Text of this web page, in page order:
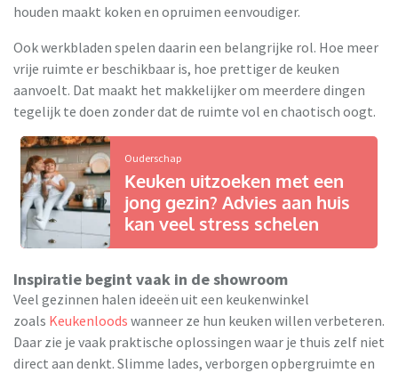
houden maakt koken en opruimen eenvoudiger.
Ook werkbladen spelen daarin een belangrijke rol. Hoe meer
vrije ruimte er beschikbaar is, hoe prettiger de keuken
aanvoelt. Dat maakt het makkelijker om meerdere dingen
tegelijk te doen zonder dat de ruimte vol en chaotisch oogt.
Ouderschap
Keuken uitzoeken met een
jong gezin? Advies aan huis
kan veel stress schelen
Inspiratie begint vaak in de showroom
Veel gezinnen halen ideeën uit een keukenwinkel
zoals Keukenloods wanneer ze hun keuken willen verbeteren.
Daar zie je vaak praktische oplossingen waar je thuis zelf niet
direct aan denkt. Slimme lades, verborgen opbergruimte en